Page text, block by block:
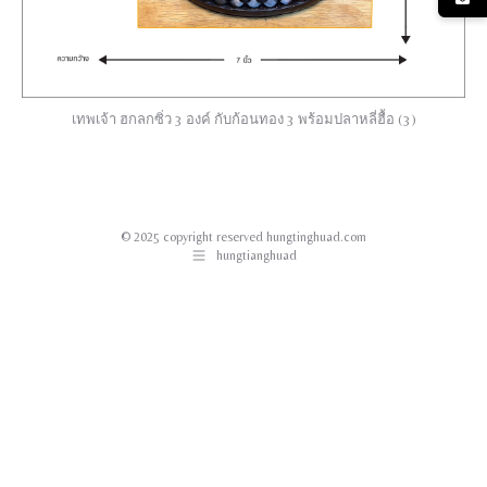
เทพเจ้า ฮกลกซิ่ว 3 องค์ กับก้อนทอง 3 พร้อมปลาหลี่ฮื้อ (3)
© 2025 copyright reserved hungtinghuad.com
hungtianghuad